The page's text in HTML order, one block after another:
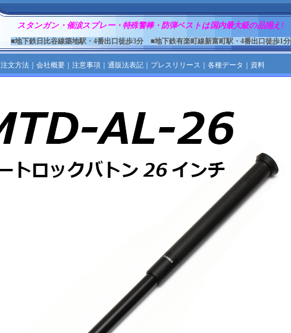
スタンガン・催涙スプレー・特殊警棒・防弾ベストは国内最大級の品揃え!
■地下鉄日比谷線築地駅・4番出口徒歩3分 ■地下鉄有楽町線新富町駅・4番出口徒歩1分
注文方法｜ 会社概要｜ 注意事項｜ 通販法表記｜ プレスリリース 各種データ 資料